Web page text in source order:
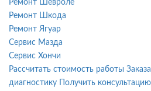
Ремонт Шевроле
Ремонт Шкода
Ремонт Ягуар
Сервис Мазда
Сервис Хончи
Рассчитать стоимость работы
диагностику
Получить консультацию